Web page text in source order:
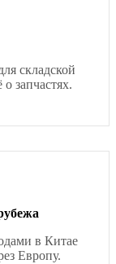
складской
запчастях.
в Китае
Европу.